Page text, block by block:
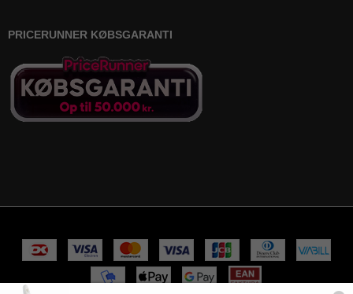
PRICERUNNER KØBSGARANTI